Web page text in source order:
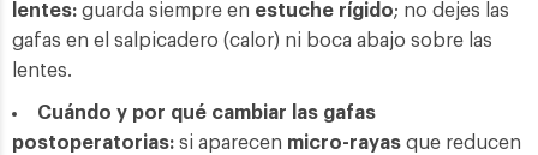
lentes: guarda siempre en estuche rígido; no dejes las
gafas en el salpicadero (calor) ni boca abajo sobre las
lentes.
Cuándo y por qué cambiar las gafas
postoperatorias: si aparecen micro-rayas que reducen